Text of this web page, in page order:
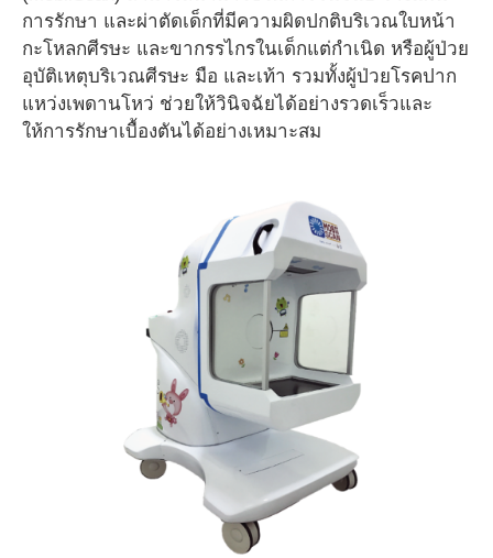
การรักษา และผ่าตัดเด็กที่มีความผิดปกติบริเวณใบหน้า
กะโหลกศีรษะ และขากรรไกรในเด็กแต่กำเนิด หรือผู้ป่วย
อุบัติเหตุบริเวณศีรษะ มือ และเท้า รวมทั้งผู้ป่วยโรคปาก
แหว่งเพดานโหว่ ช่วยให้วินิจฉัยได้อย่างรวดเร็วและ
ให้การรักษาเบื้องตันได้อย่างเหมาะสม